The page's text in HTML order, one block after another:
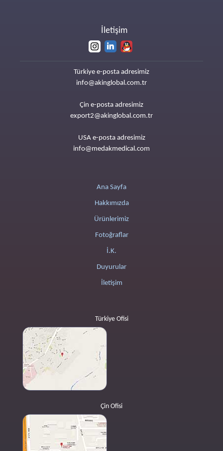
İletişim
Türkiye e-posta adresimiz
info@akinglobal.com.tr
Çin e-posta adresimiz
export2@akinglobal.com.tr
USA e-posta adresimiz
info@medakmedical.com
Ana Sayfa
Hakkımızda
Ürünlerimiz
Fotoğraflar
İ.K.
Duyurular
İletişim
Türkiye Ofisi
Çin Ofisi